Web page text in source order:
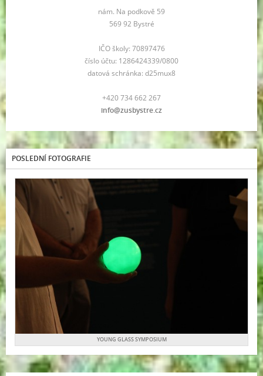
nám. Na podkově 59
569 92 Bystré
IČO školy: 70897476
číslo účtu: 1286424339/0800
datová schránka: d25mux8
+420 734 662 267
info@zusbystre.cz
POSLEDNÍ FOTOGRAFIE
YOUNG GLASS SYMPOSIUM